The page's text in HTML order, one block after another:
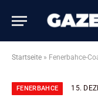
Startseite » Fenerbahce-Coach
FENERBAHCE 15.